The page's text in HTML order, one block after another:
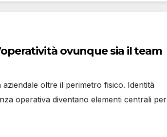
ovunque sia il team
oltre il perimetro fisico. Identità
operativa diventano elementi centrali per